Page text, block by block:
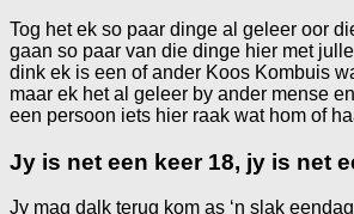
Tog het ek so paar dinge al geleer oor
gaan so paar van die dinge hier met
dink ek is een of ander Koos Kombuis
maar ek het al geleer by ander mense
een persoon iets hier raak wat hom of
Jy is net een keer 18, jy is net
Jy mag dalk terug kom as ‘n slak